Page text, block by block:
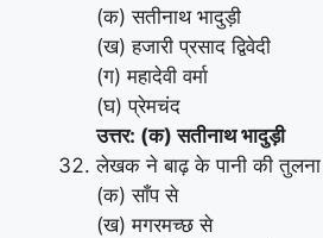
(क) सतीनाथ भादुड़ी
(ख) हजारी प्रसाद द्विवेदी
(ग) महादेवी वर्मा
(घ) प्रेमचंद
उत्तर: (क) सतीनाथ भादुड़ी
लेखक ने बाढ़ के पानी की
(क) साँप से
(ख) मगरमच्छ से